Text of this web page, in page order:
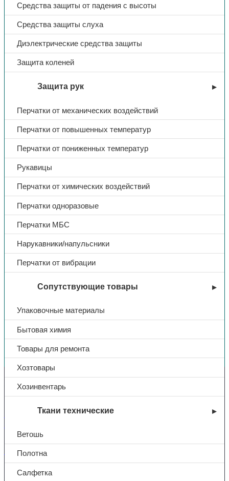
Средства защиты от падения с высоты
Средства защиты слуха
Диэлектрические средства защиты
Защита коленей
Защита рук
Перчатки от механических воздействий
Перчатки от повышенных температур
Перчатки от пониженных температур
Рукавицы
Перчатки от химических воздействий
Перчатки одноразовые
Перчатки МБС
Нарукавники/напульсники
Перчатки от вибрации
Сопутствующие товары
Упаковочные материалы
Бытовая химия
Товары для ремонта
Хозтовары
Хозинвентарь
Ткани технические
Ветошь
Полотна
Салфетка
Вы недавно смотрели
Контакты
+7 (831) 214-01-31
101@adk52.ru